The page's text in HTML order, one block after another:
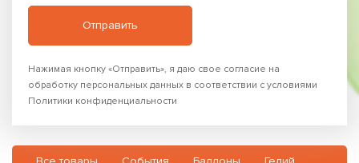
Нажимая кнопку «Отправить», я даю свое согласие на
обработку персональных данных в соответствии с условиями
Политики конфиденциальности